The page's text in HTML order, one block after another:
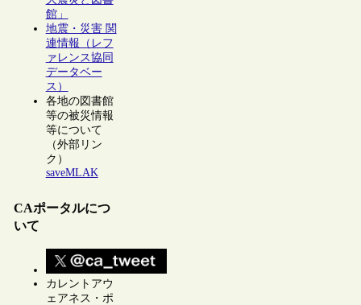
館」
地震・災害 関
連情報（レフ
ァレンス協同
データベー
ス）
各地の図書館
等の被災情報
等について
（外部リン
ク）
saveMLAK
CAポータルにつ
いて
カレントアウ
ェアネス・ポ